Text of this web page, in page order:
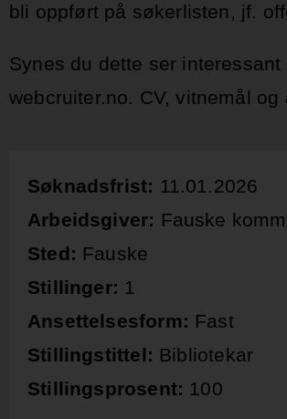
bli oppført på søkerlisten, jf.
Synes du dette ser
webcruiter.no. CV, vitnemål
Søknadsfrist: 11.01.2026
Arbeidsgiver: Fauske
Sted: Fauske
Stillinger: 1
Ansettelsesform: Fast
Stillingstittel: Bibliotekar
Stillingsprosent: 100